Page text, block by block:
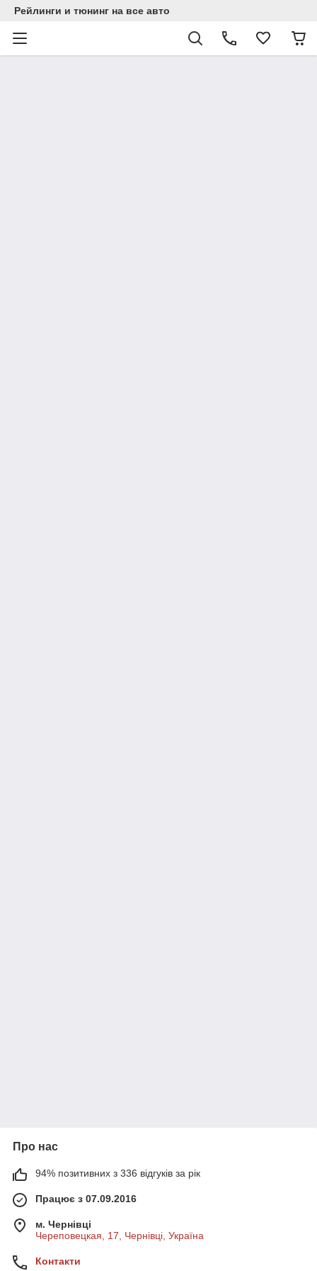
Рейлинги и тюнинг на все авто
Про нас
94% позитивних з 336 відгуків за рік
Працює з 07.09.2016
м. Чернівці
Череповецкая, 17, Чернівці, Україна
Контакти